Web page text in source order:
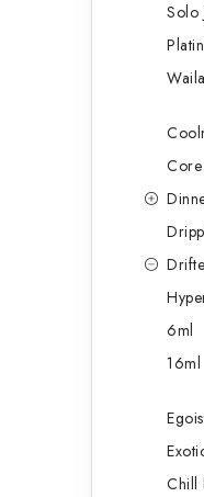
Solo
6ml
16ml
Chill